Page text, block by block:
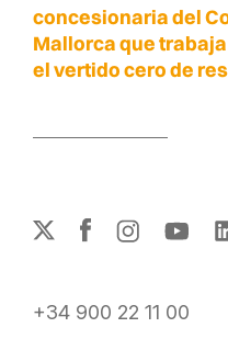
concesionaria del
Mallorca que
el vertido cero de
+34 900 22 11 00